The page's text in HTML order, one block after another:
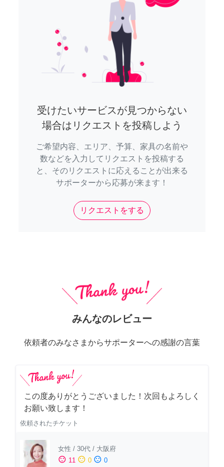
受けたいサービスが見つからない
場合はリクエストを投稿しよう
ご希望内容、エリア、予算、家具の名前や
数などを入力してリクエストを投稿する
と、そのリクエストに応えることが出来る
サポーターから応募が来ます！
リクエストをする
みんなのレビュー
依頼者のみなさまからサポーターへの感謝の言葉
この度ありがとうございました！次回もよろしく
お願い致します！
依頼されたチケット
女性 / 30代 / 大阪府
sentiment_satisfied 11 sentiment_neutral 0 sentiment_dissatisfied 0